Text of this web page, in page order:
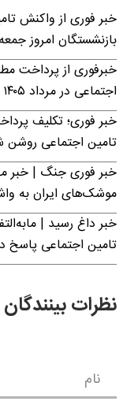
خبر فوری از واکنش
بازنشستگان امروز جمعه ۱۶ مرداد ۱۴۰۵
خبرفوری از پرداخت
اجتماعی در مرداد ۱۴۰۵
خبر فوری؛ تکلیف
تامین اجتماعی روشن
خبر فوری جنگ | خبر
موشک‌های ایران به
خبر داغ رسید |
تامین اجتماعی پاسخ
نظرات بینندگان
نام